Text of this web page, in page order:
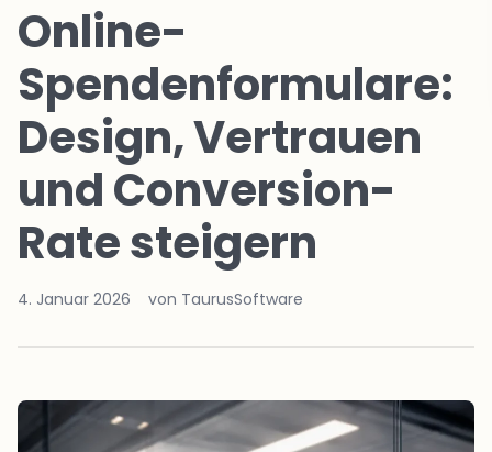
Online-
Spendenformulare:
Design, Vertrauen
und Conversion-
Rate steigern
4. Januar 2026 von TaurusSoftware